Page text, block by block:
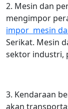
2. Mesin dan
mengimpor
impor mesin
Serikat. Mesin
sektor industri,
3. Kendaraan
akan